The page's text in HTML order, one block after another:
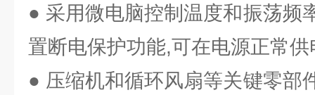
● 采用微电脑控制温度和振荡频
置断电保护功能,可在电源正常
● 压缩机和循环风扇等关键零部